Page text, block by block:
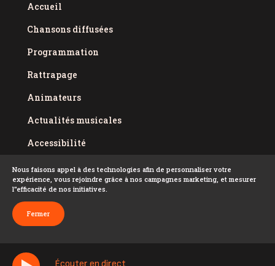
Accueil
Chansons diffusées
Programmation
Rattrapage
Animateurs
Actualités musicales
Accessibilité
Politique de confidentialité
Conditions d'utilisation
FAQ
Nous faisons appel à des technologies afin de personnaliser votre
expérience, vous rejoindre grâce à nos campagnes marketing, et mesurer
l''efficacité de nos initiatives.
Fermer